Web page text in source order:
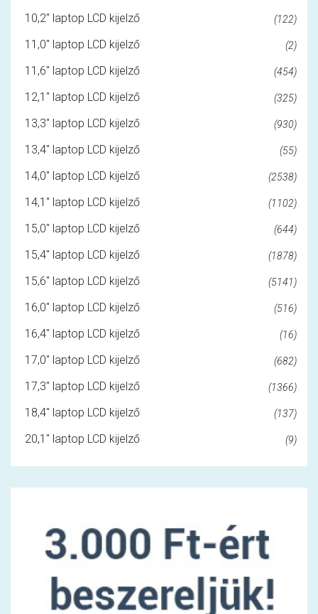
10,2" laptop LCD kijelző (122)
11,0" laptop LCD kijelző (2)
11,6" laptop LCD kijelző (454)
12,1" laptop LCD kijelző (325)
13,3" laptop LCD kijelző (930)
13,4" laptop LCD kijelző (55)
14,0" laptop LCD kijelző (2538)
14,1" laptop LCD kijelző (1102)
15,0" laptop LCD kijelző (644)
15,4" laptop LCD kijelző (1878)
15,6" laptop LCD kijelző (5141)
16,0" laptop LCD kijelző (516)
16,4" laptop LCD kijelző (16)
17,0" laptop LCD kijelző (682)
17,3" laptop LCD kijelző (1366)
18,4" laptop LCD kijelző (137)
20,1" laptop LCD kijelző (9)